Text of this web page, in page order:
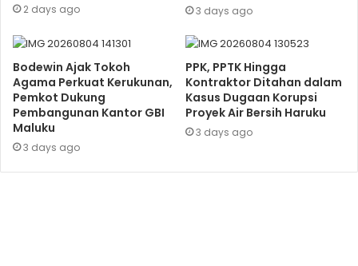
2 days ago 3 days ago
Bodewin Ajak Tokoh
Agama Perkuat Kerukunan,
Pemkot Dukung
Pembangunan Kantor GBI
Maluku
3 days ago
PPK, PPTK Hingga
Kontraktor Ditahan dalam
Kasus Dugaan Korupsi
Proyek Air Bersih Haruku
3 days ago